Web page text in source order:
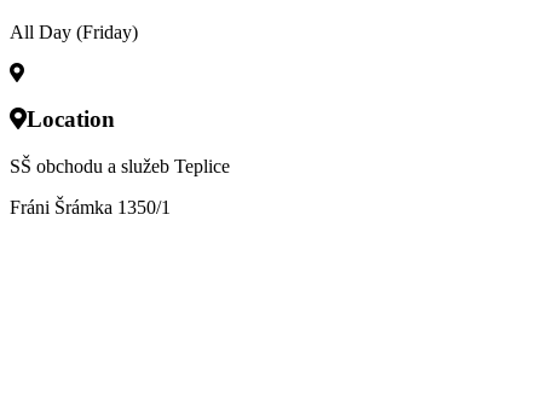
All Day (Friday)
Location
SŠ obchodu a služeb Teplice
Fráni Šrámka 1350/1